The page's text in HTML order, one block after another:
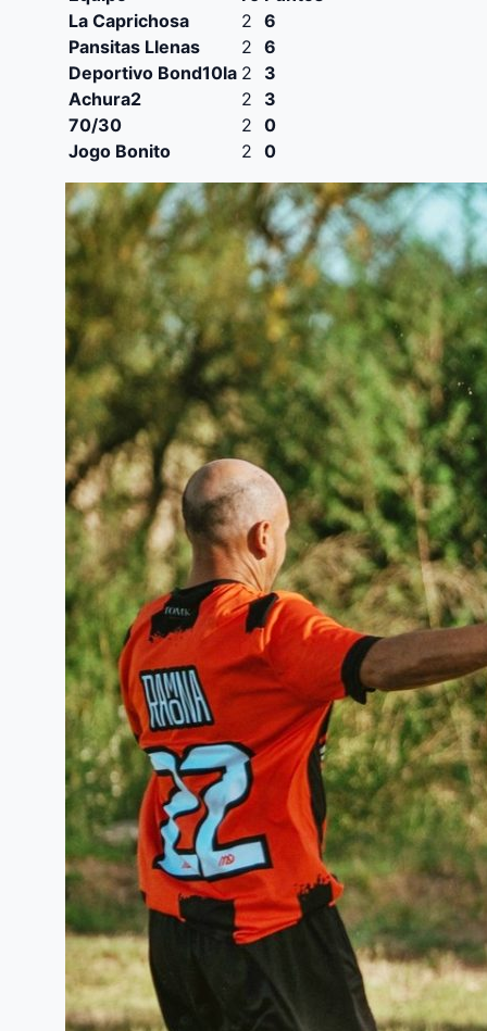
La Caprichosa
2 6
Pansitas Llenas
2 6
Deportivo Bond10la 2
3
Achura2
2
3
70/30
2 0
Jogo Bonito
2 0